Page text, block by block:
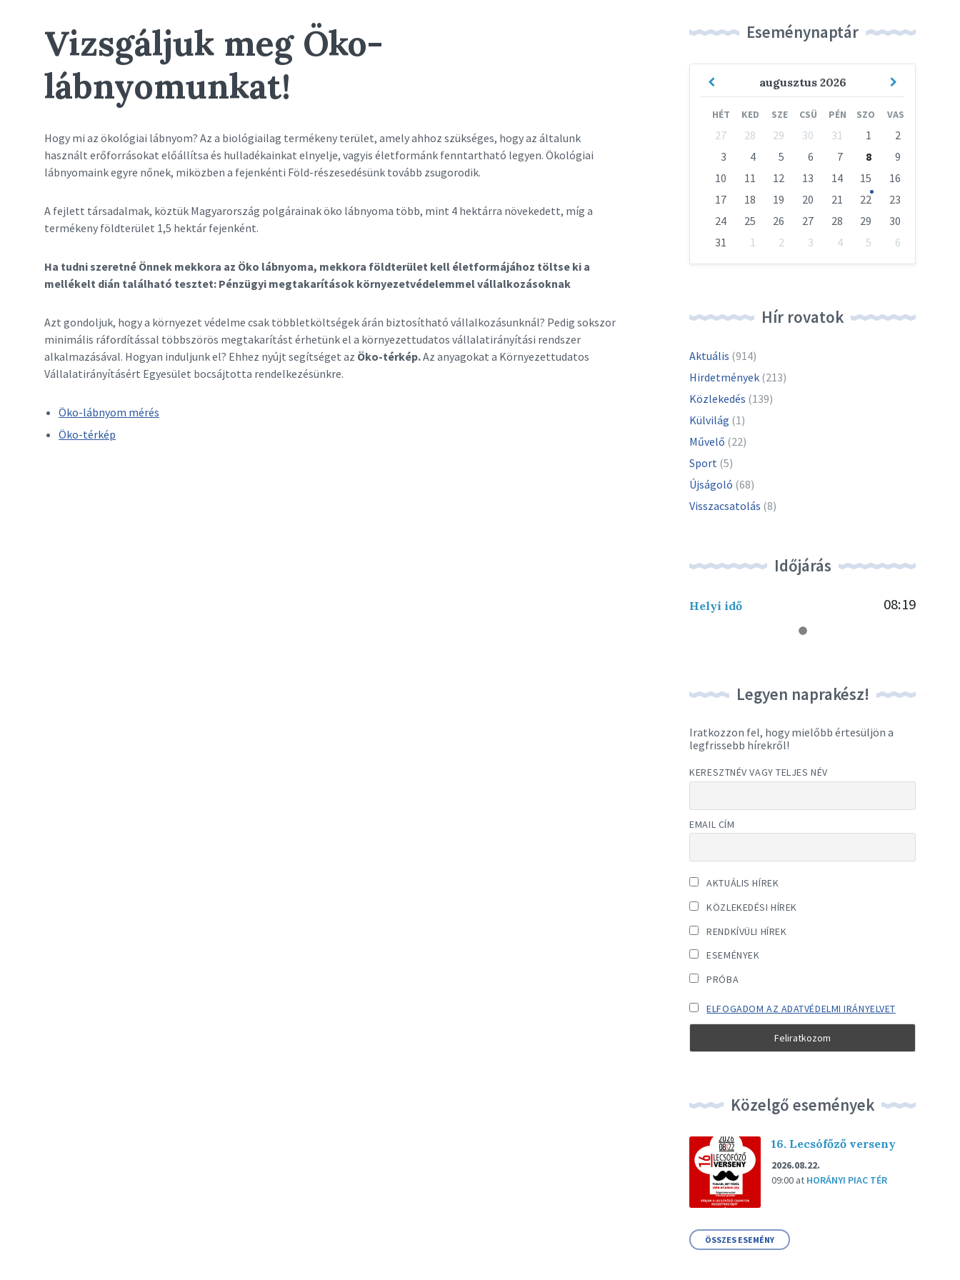
Vizsgáljuk meg Öko-
lábnyomunkat!
Hogy mi az ökológiai lábnyom? Az a biológiailag termékeny terület, amely ahhoz szükséges, hogy az általunk
használt erőforrásokat előállítsa és hulladékainkat elnyelje, vagyis életformánk fenntartható legyen. Ökológiai
lábnyomaink egyre nőnek, miközben a fejenkénti Föld-részesedésünk tovább zsugorodik.
A fejlett társadalmak, köztük Magyarország polgárainak öko lábnyoma több, mint 4 hektárra növekedett, míg a
termékeny földterület 1,5 hektár fejenként.
Ha tudni szeretné Önnek mekkora az Öko lábnyoma, mekkora földterület kell életformájához töltse ki a
mellékelt dián található tesztet: Pénzügyi megtakarítások környezetvédelemmel vállalkozásoknak
Azt gondoljuk, hogy a környezet védelme csak többletköltségek árán biztosítható vállalkozásunknál? Pedig sokszor
minimális ráfordítással többszörös megtakarítást érhetünk el a környezettudatos vállalatirányítási rendszer
alkalmazásával. Hogyan induljunk el? Ehhez nyújt segítséget az Öko-térkép.Az anyagokat a Környezettudatos
Vállalatirányításért Egyesület bocsájtotta rendelkezésünkre.
Öko-lábnyom mérés
Öko-térkép
Eseménynaptár
augusztus 2026
Previous
Next
HÉT KED SZE CSÜ PÉN SZO VAS
Skip
calendar
days
27 28 29 30 31 1
2
3
4 5 6 7 8
9
10
11 12 13 14 15
16
17
18 19 20 21 22
23
24
25 26 27 28 29
30
31
1 2 3 4 5
6
Hír rovatok
Aktuális (914)
Hirdetmények (213)
Közlekedés (139)
Külvilág (1)
Művelő (22)
Sport (5)
Újságoló (68)
Visszacsatolás (8)
Időjárás
Helyi idő 08:19
Legyen naprakész!
Iratkozzon fel, hogy mielőbb értesüljön a
legfrissebb hírekről!
KERESZTNÉV VAGY TELJES NÉV
EMAIL CÍM
AKTUÁLIS HÍREK
KÖZLEKEDÉSI HÍREK
RENDKÍVÜLI HÍREK
ESEMÉNYEK
PRÓBA
ELFOGADOM AZ ADATVÉDELMI IRÁNYELVET
Közelgő események
16. Lecsófőző verseny
2026.08.22.
09:00 at HORÁNYI PIAC TÉR
ÖSSZES ESEMÉNY